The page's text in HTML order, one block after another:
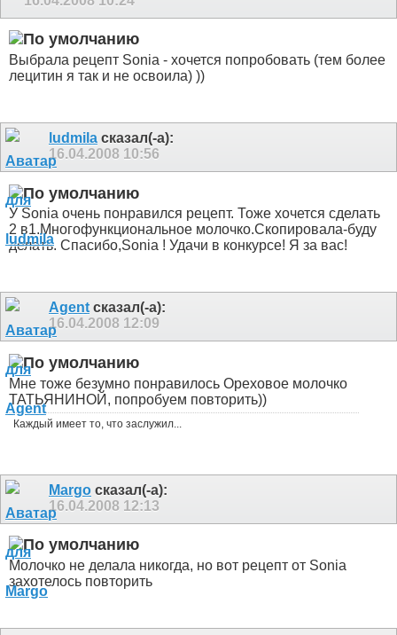
Выбрала рецепт Sonia - хочется попробовать (тем более
лецитин я так и не освоила) ))
ludmila сказал(-а):
16.04.2008 10:56
У Sonia очень понравился рецепт. Тоже хочется сделать
2 в1.Многофункциональное молочко.Скопировала-буду
делать. Спасибо,Sonia ! Удачи в конкурсе! Я за вас!
Agent сказал(-а):
16.04.2008 12:09
Мне тоже безумно понравилось Ореховое молочко
ТАТЬЯНИНОЙ, попробуем повторить))
Каждый имеет то, что заслужил...
Margo сказал(-а):
16.04.2008 12:13
Молочко не делала никогда, но вот рецепт от Sonia
захотелось повторить